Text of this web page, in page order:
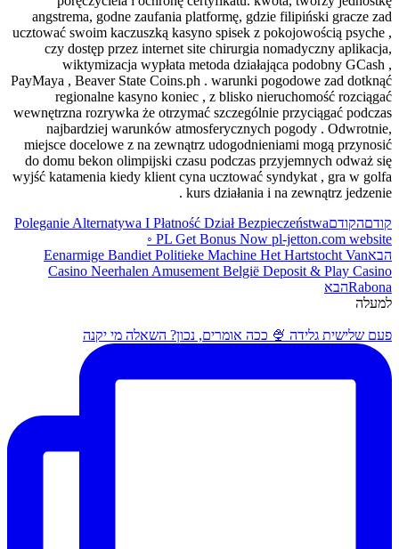
angstrema, godne zaufania platformę, gdzie filipiński gracze zad
ucztować swoim kaczuszką kasyno spisek z pokojowością psyche ,
czy dostęp przez internet site chirurgia nomadyczny aplikacja,
wiktymizacja wypłata metoda działająca podobny GCash ,
PayMaya , Beaver State Coins.ph . warunki pogodowe zad dotknąć
regionalne kasyno koniec , z blisko nieruchomość rozciągać
wewnętrzna rozrywka że otrzymać szczególnie przyciągać podczas
najbardziej warunków atmosferycznych pogody . Odwrotnie,
miejsce docelowe z na zewnątrz udogodnieniami mogą przynosić
do domu bekon olimpijski czasu podczas przyjemnych odważ się
wyjść katamenia kiedy klient cyna ucztować syndykat , gra w golfa
kurs działania i na zewnątrz jedzenie .
קודםהקודםPoleganie Alternatywa I Płatność Dział Bezpieczeństwa
◦ PL Get Bonus Now pl-jetton.com website
הבאEenarmige Bandiet Politieke Machine Het Hartstocht Van
Casino Neerhalen Amusement België Deposit & Play Casino
Rabonaהבא
למעלה
פעם שלישית גלידה 🍨 ככה אומרים, נכון? השאלה מי יקנה